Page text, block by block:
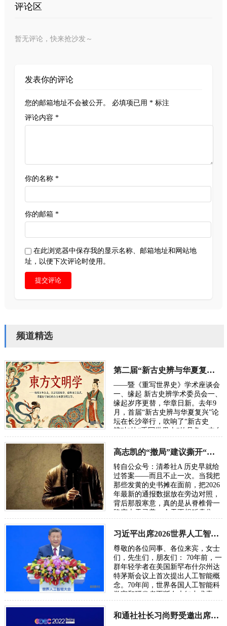
评论区
暂无评论，快来抢沙发～
发表你的评论
您的邮箱地址不会被公开。 必填项已用 *标注
评论内容 *
你的名称 *
你的邮箱 *
在此浏览器中保存我的显示名称、邮箱地址和网站地
址，以便下次评论时使用。
提交评论
频道精选
第二届“新古史辨与华夏复兴”学术研讨会定于10月长沙举行
——暨《重写世界史》学术座谈会
一、缘起 新古史辨学术委员会一、
缘起岁序更替，华章日新。去年9
月，首届“新古史辨与华夏复兴”论
坛在长沙举行，吹响了“新古史
辨”加快“重写世界史”的号角。来自
在反思百年“…
高志凯的“撤局”建议撕开“以夷灭华”的百年剧本
转自公众号：清希社A 历史早就给
过答案——而且不止一次。当我把
那些发黄的史书摊在面前，把2026
年最新的通报数据放在旁边对照，
背后那股寒意，真的是从脊椎骨一
路窜上天灵盖。今天不想贩卖焦
算清楚。因为…
习近平出席2026世界人工智能大会呼吁携手构建公正合理的全球人工智能治理体系
尊敬的各位同事、各位来宾，女士
们，先生们，朋友们： 70年前，一
群年轻学者在美国新罕布什尔州达
特茅斯会议上首次提出人工智能概
念。70年间，世界各国人工智能科
学家和研发者不断在未知中求索、
年后，…
和通社社长习尚野受邀出席2026年全球数字经济大会